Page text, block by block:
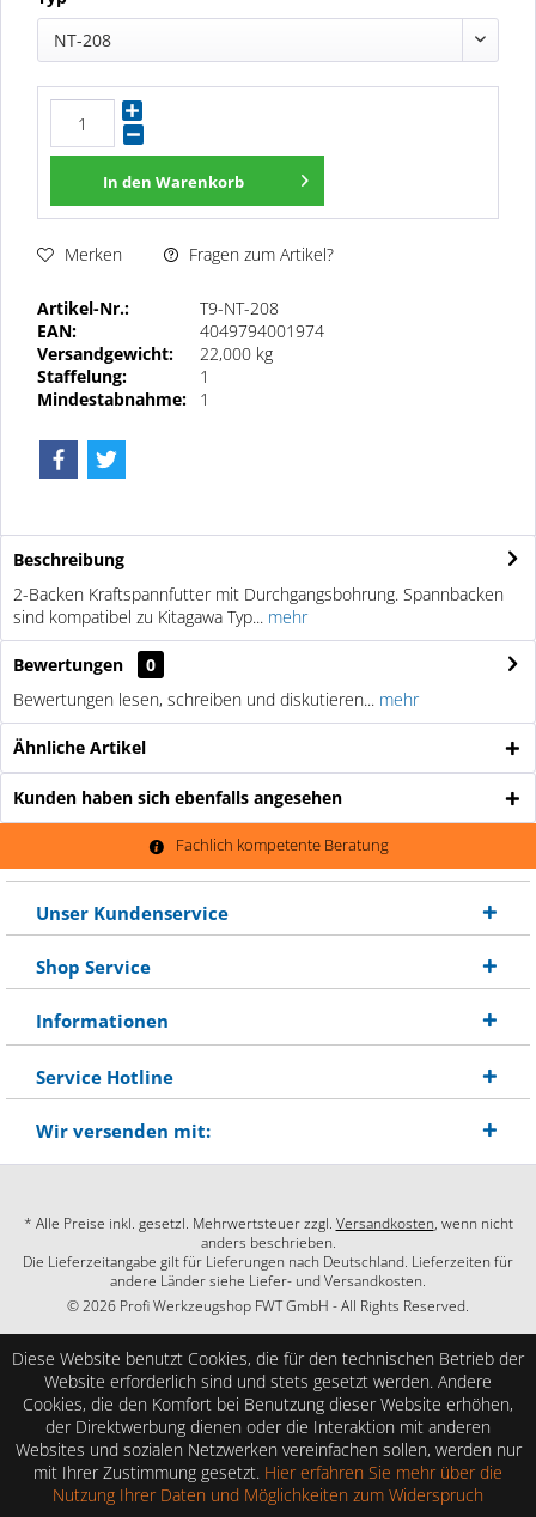
NT-208
In den Warenkorb
Merken Fragen zum Artikel?
Artikel-Nr.:
T9-NT-208
EAN:
4049794001974
Versandgewicht:
22,000 kg
Staffelung:
1
Mindestabnahme:
1
Beschreibung
2-Backen Kraftspannfutter mit Durchgangsbohrung. Spannbacken
sind kompatibel zu Kitagawa Typ... mehr
Bewertungen
0
Bewertungen lesen, schreiben und diskutieren... mehr
Ähnliche Artikel
Kunden haben sich ebenfalls angesehen
Fachlich kompetente Beratung
Unser Kundenservice
Shop Service
Informationen
Service Hotline
Wir versenden mit:
* Alle Preise inkl. gesetzl. Mehrwertsteuer zzgl. Versandkosten, wenn nicht
anders beschrieben.
Die Lieferzeitangabe gilt für Lieferungen nach Deutschland. Lieferzeiten für
andere Länder siehe Liefer- und Versandkosten.
© 2026 Profi Werkzeugshop FWT GmbH - All Rights Reserved.
Diese Website benutzt Cookies, die für den technischen Betrieb der
Website erforderlich sind und stets gesetzt werden. Andere
Cookies, die den Komfort bei Benutzung dieser Website erhöhen,
der Direktwerbung dienen oder die Interaktion mit anderen
Websites und sozialen Netzwerken vereinfachen sollen, werden nur
mit Ihrer Zustimmung gesetzt. Hier erfahren Sie mehr über die
Nutzung Ihrer Daten und Möglichkeiten zum Widerspruch